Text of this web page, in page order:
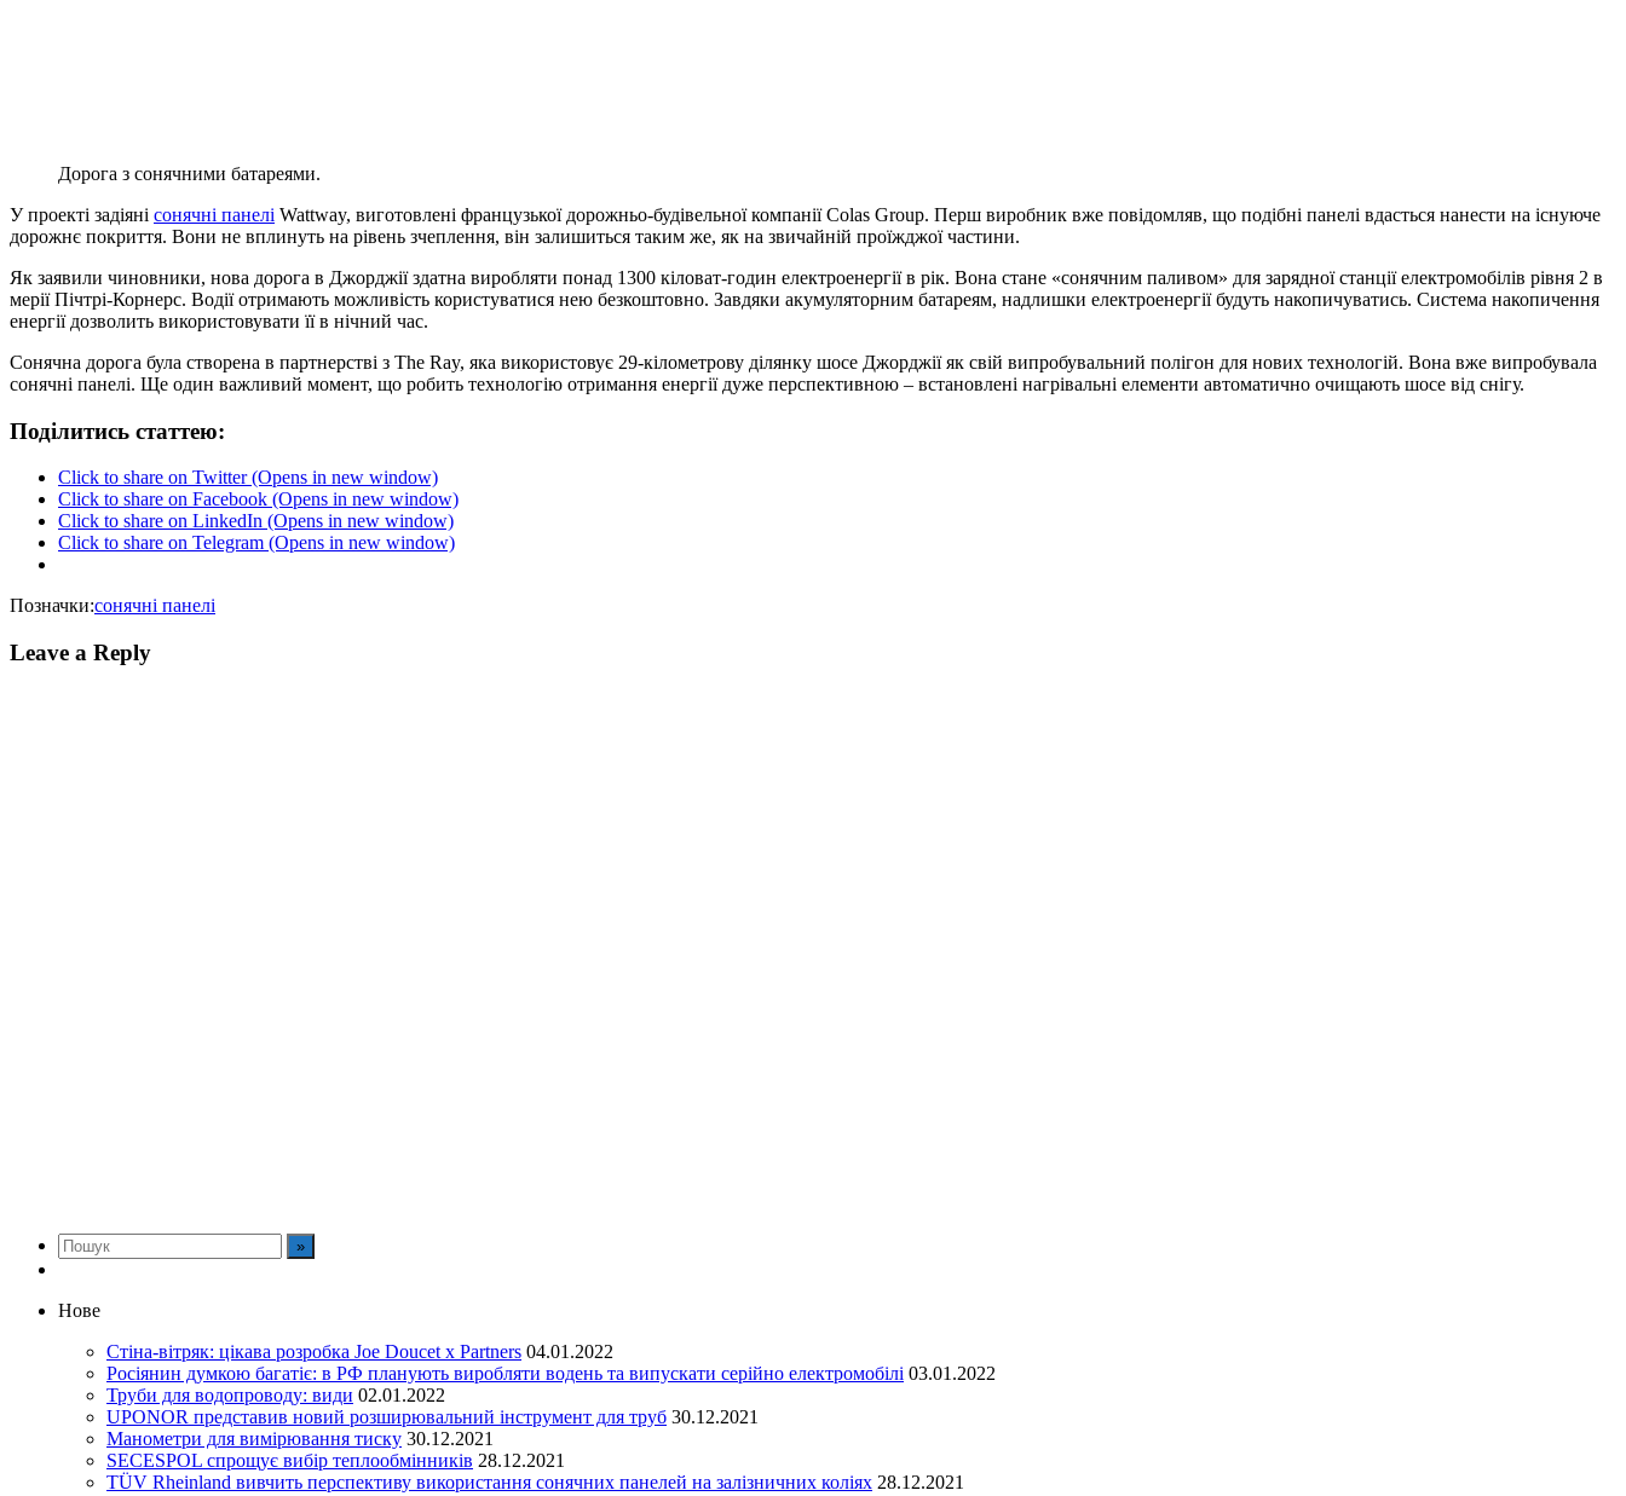
Дорога з сонячними батареями.
У проекті задіяні сонячні панелі Wattway, виготовлені французької дорожньо-будівельної компанії Colas Group. Перш виробник вже повідомляв, що подібні панелі вдасться нанести на існуюче
дорожнє покриття. Вони не вплинуть на рівень зчеплення, він залишиться таким же, як на звичайній проїжджої частини.
Як заявили чиновники, нова дорога в Джорджії здатна виробляти понад 1300 кіловат-годин електроенергії в рік. Вона стане «сонячним паливом» для зарядної станції електромобілів рівня 2 в
мерії Пічтрі-Корнерс. Водії отримають можливість користуватися нею безкоштовно. Завдяки акумуляторним батареям, надлишки електроенергії будуть накопичуватись. Система накопичення
енергії дозволить використовувати її в нічний час.
Сонячна дорога була створена в партнерстві з The Ray, яка використовує 29-кілометрову ділянку шосе Джорджії як свій випробувальний полігон для нових технологій. Вона вже випробувала
сонячні панелі. Ще один важливий момент, що робить технологію отримання енергії дуже перспективною – встановлені нагрівальні елементи автоматично очищають шосе від снігу.
Поділитись статтею:
Click to share on Twitter (Opens in new window)
Click to share on Facebook (Opens in new window)
Click to share on LinkedIn (Opens in new window)
Click to share on Telegram (Opens in new window)
Позначки:сонячні панелі
Leave a Reply
Нове
Стіна-вітряк: цікава розробка Joe Doucet x Partners 04.01.2022
Росіянин думкою багатіє: в РФ планують виробляти водень та випускати серійно електромобілі 03.01.2022
Труби для водопроводу: види 02.01.2022
UPONOR представив новий розширювальний інструмент для труб 30.12.2021
Манометри для вимірювання тиску 30.12.2021
SECESPOL спрощує вибір теплообмінників 28.12.2021
TÜV Rheinland вивчить перспективу використання сонячних панелей на залізничних коліях 28.12.2021